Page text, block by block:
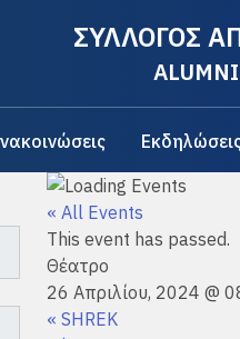
ΣΥΛΛΟΓΟΣ
« All Events
This event has passed.
Θέατρο
26 Απριλίου, 2024 @
« SHREK